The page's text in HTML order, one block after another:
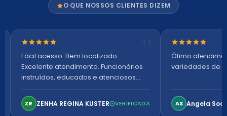
O QUE NOSSOS CLIENTES DIZEM
Nota 5 de 5 estrelas
Fácil acesso. Bem localizado.
Excelente atendimento. Funcionários
instruídos, educados e atenciosos.
confortável. Perfeito!
ZR ZENHA REGINA KUSTER VERIFICADA
Nota 5 de 5
Ótimo
variedades de
AS Angela